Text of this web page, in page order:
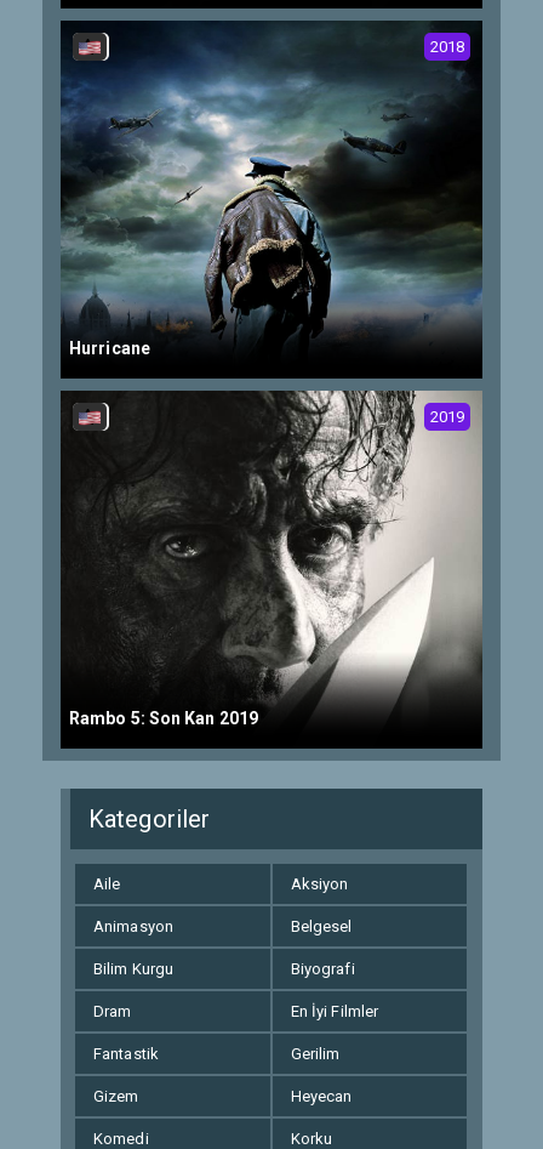
Hurricane
2018
Rambo 5: Son Kan 2019
2019
Kategoriler
Aile Aksiyon
Animasyon Belgesel
Bilim Kurgu Biyografi
Dram En İyi Filmler
Fantastik Gerilim
Gizem Heyecan
Komedi Korku